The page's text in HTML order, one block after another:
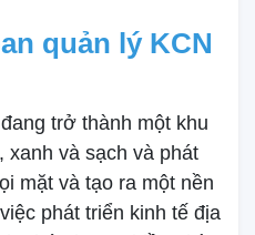
quản lý KCN
trở thành một khu
xanh và sạch và phát
mặt và tạo ra một nền
phát triển kinh tế địa